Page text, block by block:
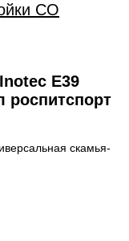
СО
E39
роспитспорт
скамья-